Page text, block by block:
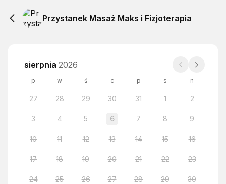
Przystanek Masaż Maks i Fizjoterapia
sierpnia 2026
p w ś c p s n
27 28 29 30 31 1 2
3 4 5 6 7 8 9
10 11 12 13 14 15 16
17 18 19 20 21 22 23
24 25 26 27 28 29 30